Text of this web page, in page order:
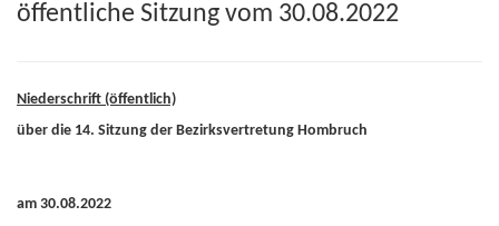
öffentliche Sitzung vom 30.08.2022
Niederschrift (öffentlich)
über die 14. Sitzung der Bezirksvertretung Hombruch
am 30.08.2022